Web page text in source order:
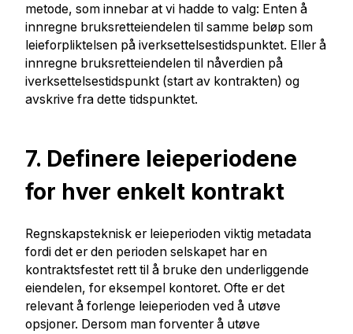
metode, som innebar at vi hadde to valg: Enten å
innregne bruksretteiendelen til samme beløp som
leieforpliktelsen på iverksettelsestidspunktet. Eller å
innregne bruksretteiendelen til nåverdien på
iverksettelsestidspunkt (start av kontrakten) og
avskrive fra dette tidspunktet.
7. Definere leieperiodene
for hver enkelt kontrakt
Regnskapsteknisk er leieperioden viktig metadata
fordi det er den perioden selskapet har en
kontraktsfestet rett til å bruke den underliggende
eiendelen, for eksempel kontoret. Ofte er det
relevant å forlenge leieperioden ved å utøve
opsjoner. Dersom man forventer å utøve